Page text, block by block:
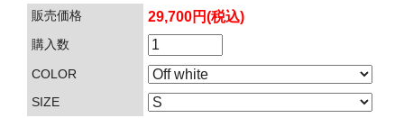
販売価格 29,700円(税込)
購入数
COLOR
SIZE